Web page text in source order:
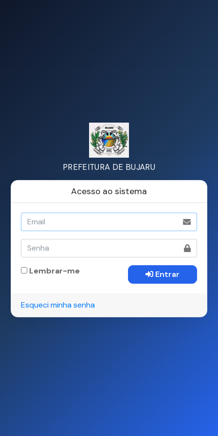
PREFEITURA DE BUJARU
Acesso ao sistema
Lembrar-me Entrar
Esqueci minha senha